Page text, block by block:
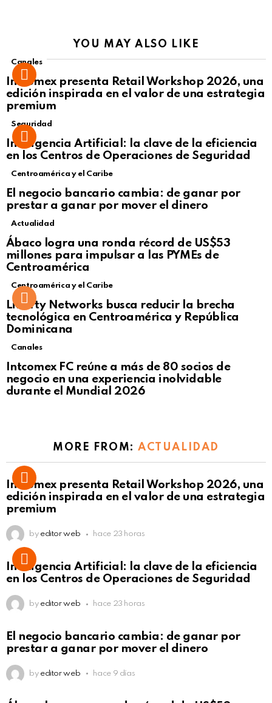
YOU MAY ALSO LIKE
Canales
Intcomex presenta Retail Workshop 2026, una
edición inspirada en el valor de una estrategia
premium
Seguridad
Inteligencia Artificial: la clave de la eficiencia
en los Centros de Operaciones de Seguridad
Centroamérica y el Caribe
El negocio bancario cambia: de ganar por
prestar a ganar por mover el dinero
Not Safe For Work
Click to view this post
Actualidad
Ábaco logra una ronda récord de US$53
millones para impulsar a las PYMEs de
Centroamérica
Centroamérica y el Caribe
Liberty Networks busca reducir la brecha
tecnológica en Centroamérica y República
Dominicana
Canales
Intcomex FC reúne a más de 80 socios de
negocio en una experiencia inolvidable
durante el Mundial 2026
MORE FROM:ACTUALIDAD
Intcomex presenta Retail Workshop 2026, una
edición inspirada en el valor de una estrategia
premium
by editor web hace 23 horas
Inteligencia Artificial: la clave de la eficiencia
en los Centros de Operaciones de Seguridad
by editor web hace 23 horas
El negocio bancario cambia: de ganar por
prestar a ganar por mover el dinero
by editor web hace 9 días